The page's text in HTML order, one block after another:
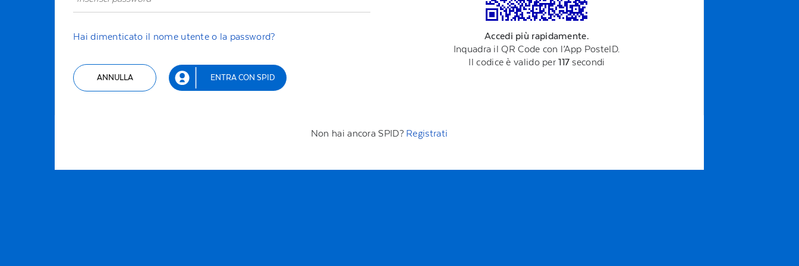
Hai dimenticato il nome utente o la password?
ENTRA CON SPID
ANNULLA
Accedi più rapidamente.
Inquadra il QR Code con l’App PosteID.
Il codice è valido per117 secondi
Non hai ancora SPID? Registrati